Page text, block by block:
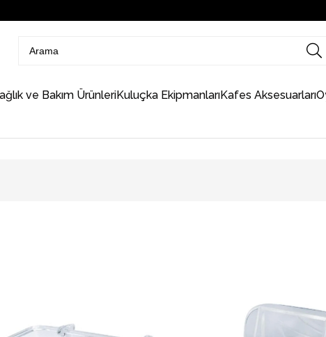
ve Bakım ÜrünleriKuluçka EkipmanlarıKafes Aksesuarları